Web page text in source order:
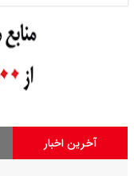
آخرین اخبار